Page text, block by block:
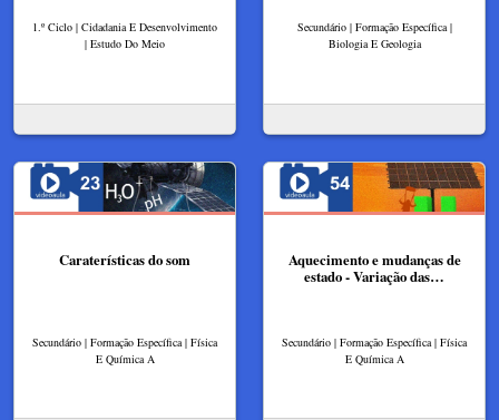
1.º Ciclo | Cidadania E Desenvolvimento
| Estudo Do Meio
Secundário | Formação Específica |
Biologia E Geologia
Caraterísticas do som
Secundário | Formação Específica | Física
E Química A
Aquecimento e mudanças de
estado - Variação das…
Secundário | Formação Específica | Física
E Química A